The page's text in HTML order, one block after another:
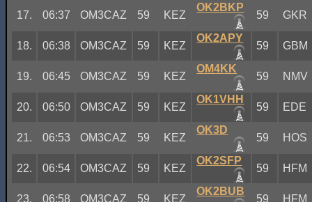
17. 06:37 OM3CAZ 59 KEZ
OK2BKP
59 GKR
18. 06:38 OM3CAZ 59 KEZ
OK2APY
59 GBM
19. 06:45 OM3CAZ 59 KEZ
OM4KK
59 NMV
20. 06:50 OM3CAZ 59 KEZ
OK1VHH
59 EDE
21. 06:53 OM3CAZ 59 KEZ
OK3D
59 HOS
22. 06:54 OM3CAZ 59 KEZ
OK2SFP
59 HFM
23. 06:58 OM3CAZ 59 KEZ
OK2BUB
59 HFM